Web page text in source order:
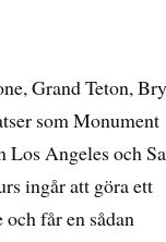
Grand Teton,
som Monument
Los Angeles och
ingår att göra ett
får en sådan